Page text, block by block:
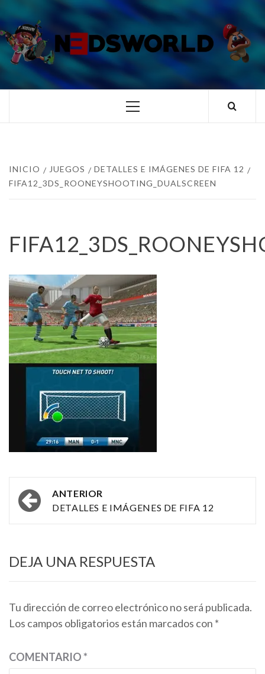
al
contenido
TUS ESPECIALISTAS EN NINTENDO
Menú
INICIO JUEGOS
DETALLES E IMÁGENES DE FIFA 12
FIFA12_3DS_ROONEYSHOOTING_DUALSCREEN
Navegación
por
ANTERIOR
DETALLES E IMÁGENES DE FIFA 12
DEJA UNA RESPUESTA
Tu dirección de correo electrónico no será publicada.
Los campos obligatorios están marcados con *
COMENTARIO*